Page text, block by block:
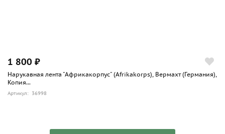
1 800 ₽
Нарукавная лента "Африкакорпус" (Afrikakorps), Вермахт (Германия),
Копия...
Артикул: 36998